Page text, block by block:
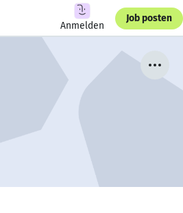
Anmelden
Job posten